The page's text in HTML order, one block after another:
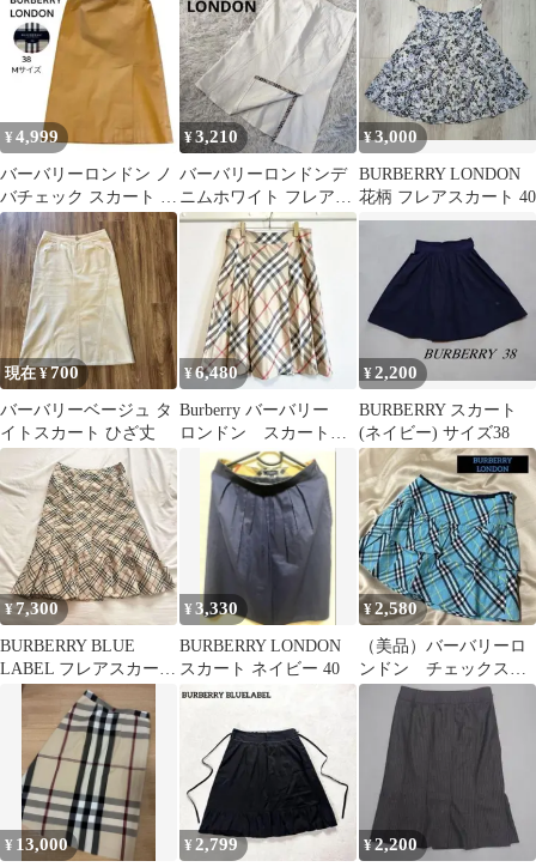
ルト付き 36
¥ 4,999
バーバリーロンドン ノ
バチェック スカート 38
M ベージュ 裏地付き
¥3,210
バーバリーロンドンデ
ニムホワイト フレアス
カート ノバチェック
切替 スリット
¥3,000
BURBERRY LONDON
花柄 フレアスカート 40
現在 ¥700
バーバリーベージュ タ
イトスカート ひざ丈
¥6,480
Burberry バーバリー
ロンドン スカート
ノバチェック プリー
ツ フレア
¥2,200
BURBERRY スカート
(ネイビー) サイズ38
¥7,300
BURBERRY BLUE
LABEL フレアスカート
ノバチェック 36
¥3,330
BURBERRY LONDON
スカート ネイビー 40
¥2,580
（美品）バーバリーロ
ンドン チェックスカ
ート キッズ 110
¥ 13,000 ¥2,799 ¥2,200